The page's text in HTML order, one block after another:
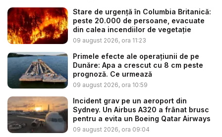
Stare de urgență în Columbia Britanică:
peste 20.000 de persoane, evacuate
din calea incendiilor de vegetație
09 august 2026, ora 11:23
Primele efecte ale operațiunii de pe
Dunăre: Apa a crescut cu 8 cm peste
prognoză. Ce urmează
09 august 2026, ora 10:59
Incident grav pe un aeroport din
Sydney. Un Airbus A320 a frânat brusc
pentru a evita un Boeing Qatar Airways
09 august 2026, ora 09:04